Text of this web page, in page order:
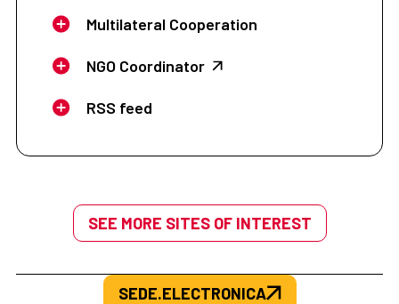
Multilateral Cooperation
NGO Coordinator
RSS feed
SEE MORE SITES OF INTEREST
SEDE.ELECTRONICA